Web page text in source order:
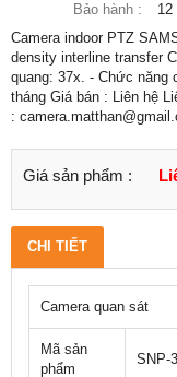
Bảo hành :
12
Camera indoor PTZ
density interline transfer
quang: 37x. - Chức năng
tháng Giá bán : Liên hệ
:
Giá sản phẩm :
CHI TIẾT
Camera quan sát
Mã sản
phẩm
SNP-